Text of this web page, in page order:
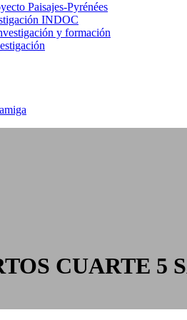
Paisajes-Pyrénées
INDOC
y formación
CUARTE 5